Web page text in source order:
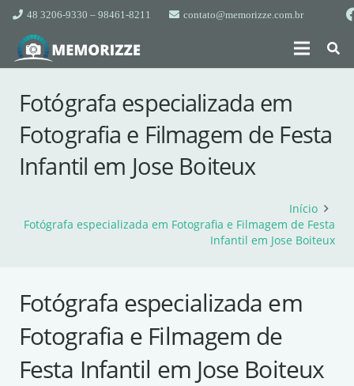
48 3206-9330 – 98461-8211 contato@memorizze.com.br
Fotógrafa especializada em
Fotografia e Filmagem de Festa
Infantil em Jose Boiteux
Início
Fotógrafa especializada em Fotografia e Filmagem de Festa
Infantil em Jose Boiteux
Fotógrafa especializada em
Fotografia e Filmagem de
Festa Infantil em Jose Boiteux